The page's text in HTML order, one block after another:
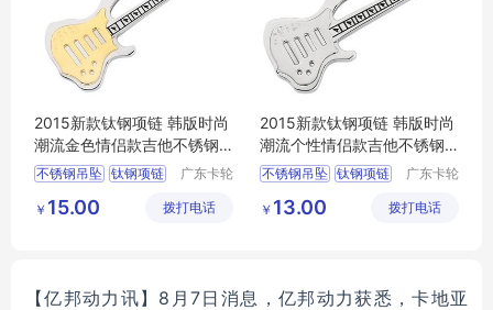
2015新款钛钢项链 韩版时尚
潮流金色情侣款吉他不锈钢
男女款吊坠
不锈钢吊坠 钛钢项链
广东卡轮
公司
￥ 15.00 拨打电话
2015新款钛钢项链 韩版时尚
潮流个性情侣款吉他不锈钢
男女款吊坠
不锈钢吊坠 钛钢项链
广东卡轮
公司
￥ 13.00 拨打电话
【亿邦动力讯】8月7日消息，亿邦动力获悉，卡地亚